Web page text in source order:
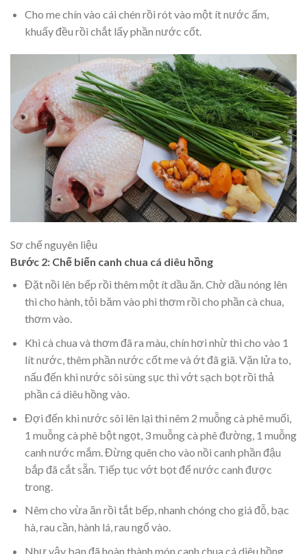
Cho me chín vào cái chén rồi rót vào một ít nước ấm,
khuấy đều rồi chắt lấy phần nước cốt.
Sơ chế nguyên liệu
Bước 2: Chế biến canh chua cá diêu hồng
Đặt nồi lên bếp rồi thêm một ít dầu ăn. Chờ dầu nóng lên
thì cho hành, tỏi băm vào phi thơm rồi cho phần cà chua,
thơm vào.
Khi cà chua và thơm đã ra màu, chín hơi nhừ thì cho vào 1
lít nước, thêm phần nước cốt me và ớt đã giã. Vặn lửa to,
nấu đến khi nước sôi sùng sục thì vớt sạch bọt rồi thả
phần cá diêu hồng vào.
Đợi đến khi nước sôi lên lại thì nêm 2 muỗng cà phê muối,
1 muỗng cà phê bột ngọt, 3 muỗng cà phê đường, 1 muỗng
canh nước mắm. Đừng quên cho vào nồi canh phần đậu
bắp đã cắt sẵn. Tiếp tục vớt bọt để nước canh được
trong.
Nêm cho vừa ăn rồi tắt bếp, nhanh chóng cho giá đỗ, bạc
hà, rau cần, hành lá, rau ngổ vào.
Như vậy bạn đã hoàn thành món canh chua cá diêu hồng